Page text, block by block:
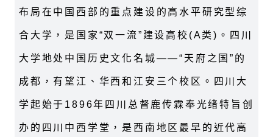
布局在中国西部的重点建设的高水平研究型综
合大学，是国家“双一流”建设高校(A类)。四川
大学地处中国历史文化名城——“天府之国”的
成都，有望江、华西和江安三个校区。四川大
学起始于1896年四川总督鹿传霖奉光绪特旨创
办的四川中西学堂，是西南地区最早的近代高